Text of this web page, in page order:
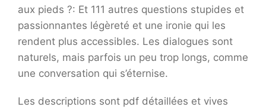
aux pieds ?: Et 111 autres questions stupides et
passionnantes légèreté et une ironie qui les
rendent plus accessibles. Les dialogues sont
naturels, mais parfois un peu trop longs, comme
une conversation qui s’éternise.
Les descriptions sont pdf détaillées et vives